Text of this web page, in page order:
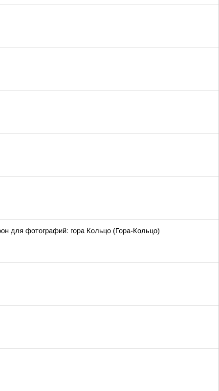
для фотографий: гора Кольцо (Гора-Кольцо)